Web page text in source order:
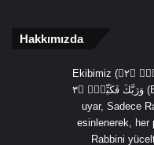
Hakkımızda
Ekibimiz (يَٓا اَيُّهَا الْمُدَّثِّرُۙ ﴿١﴾ قُمْ فَاَنْذِرْۙ ﴿٢﴾
وَرَبَّكَ فَكَبِّرْۙ ﴿٣ (Ey örtünüp bürünen, Kalk ve
uyar, Sadece
esinlenerek, her
Rabbini